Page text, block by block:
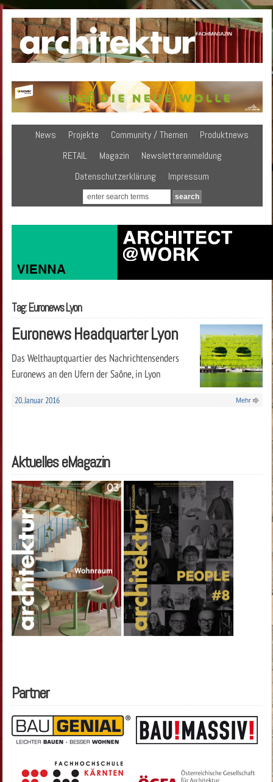
News Projekte Community / Themen
Produktnews
RETAIL
Magazin
Newsletteranmeldung
Datenschutzerklärung
Impressum
Tag: Euronews Lyon
Euronews Headquarter Lyon
Das Welthauptquartier des Nachrichtensenders
Euronews an den Ufern der Saône, in Lyon
20. Januar 2016 Mehr
Aktuelles eMagazin
Partner